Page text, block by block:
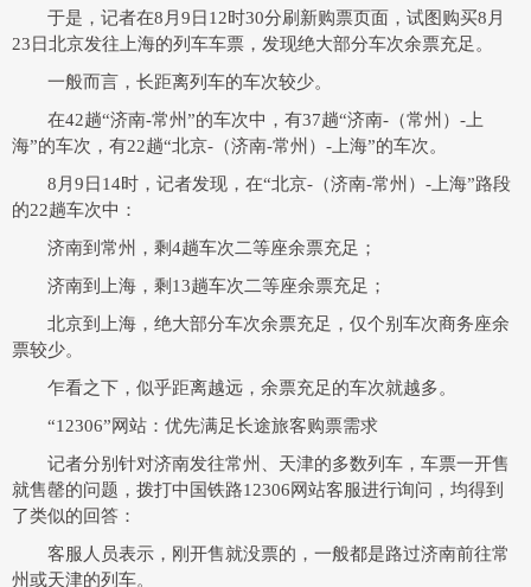
于是，记者在8月9日12时30分刷新购票页面，试图购买8月
23日北京发往上海的列车车票，发现绝大部分车次余票充足。
一般而言，长距离列车的车次较少。
在42趟“济南-常州”的车次中，有37趟“济南-（常州）-上
海”的车次，有22趟“北京-（济南-常州）-上海”的车次。
8月9日14时，记者发现，在“北京-（济南-常州）-上海”路段
的22趟车次中：
济南到常州，剩4趟车次二等座余票充足；
济南到上海，剩13趟车次二等座余票充足；
北京到上海，绝大部分车次余票充足，仅个别车次商务座余
票较少。
乍看之下，似乎距离越远，余票充足的车次就越多。
“12306”网站： 优先满足长途旅客购票需求
记者分别针对济南发往常州、天津的多数列车，车票一开售
就售罄的问题，拨打中国铁路12306网站客服进行询问，均得到
了类似的回答：
客服人员表示，刚开售就没票的，一般都是路过济南前往常
州或天津的列车。